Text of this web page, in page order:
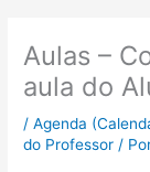
Aulas –
aula do
/Agenda
do Professor /